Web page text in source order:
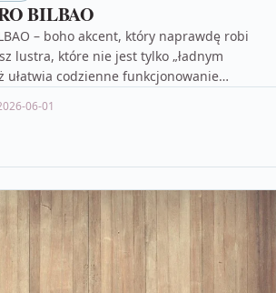
BILBAO
– boho akcent, który naprawdę robi
lustra, które nie jest tylko „ładnym
ułatwia codzienne funkcjonowanie…
06-01